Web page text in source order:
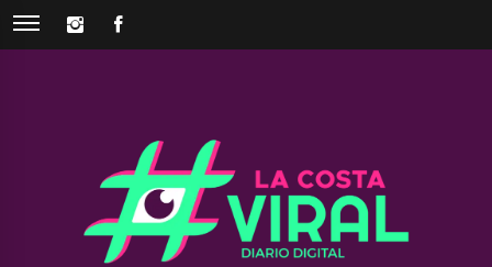
Skip
INSTAGRAM